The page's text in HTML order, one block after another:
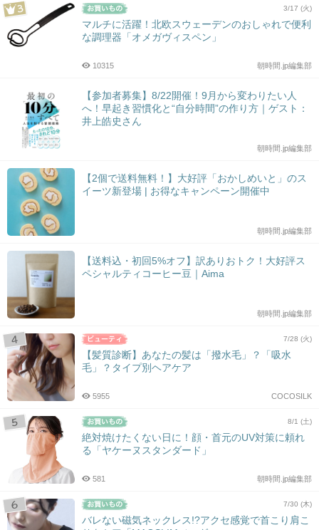
3/17 (火)
マルチに活躍！北欧スウェーデンのおしゃれで便利
な調理器「オメガヴィスペン」
朝時間.jp編集部
10315
【参加者募集】8/22開催！9月から変わりたい人
へ！早起き習慣化と“自分時間”の作り方｜ゲスト：
井上皓史さん
朝時間.jp編集部
【2個で送料無料！】大好評「おかしめいと」のス
イーツ新登場 | お得なキャンペーン開催中
朝時間.jp編集部
【送料込・初回5%オフ】訳ありおトク！大好評ス
ペシャルティコーヒー豆｜Aima
朝時間.jp編集部
7/28 (火)
【髪質診断】あなたの髪は「撥水毛」？「吸水
毛」？タイプ別ヘアケア
COCOSILK
5955
8/1 (土)
絶対焼けたくない日に！顔・首元のUV対策に頼れ
る「ヤケーヌスタンダード」
朝時間.jp編集部
581
7/30 (木)
バレない磁気ネックレス!?アクセ感覚で首こり肩こ